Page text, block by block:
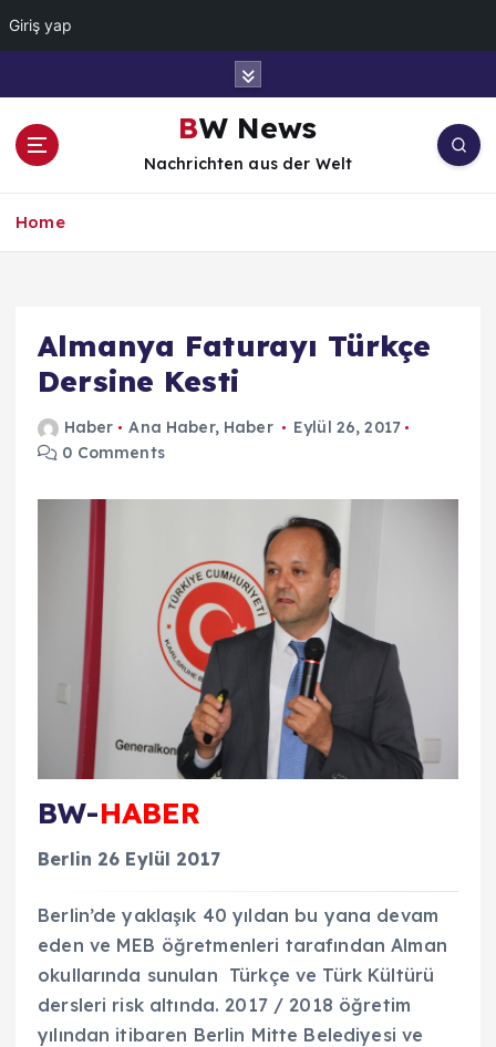
Giriş yap
BW News
Nachrichten aus der Welt
Home
Almanya Faturayı Türkçe
Dersine Kesti
Haber Ana Haber, Haber
Eylül 26, 2017
0 Comments
BW-HABER
Berlin 26 Eylül 2017
Berlin’de yaklaşık 40 yıldan bu yana devam
eden ve MEB öğretmenleri tarafından Alman
okullarında sunulan Türkçe ve Türk Kültürü
dersleri risk altında. 2017 / 2018 öğretim
yılından itibaren Berlin Mitte Belediyesi ve